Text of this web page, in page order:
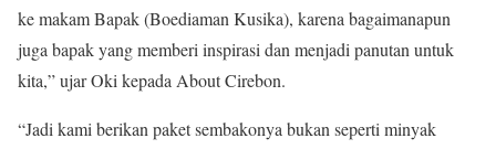
ke makam Bapak (Boediaman Kusika), karena bagaimanapun
juga bapak yang memberi inspirasi dan menjadi panutan untuk
kita,” ujar Oki kepada About Cirebon.
“Jadi kami berikan paket sembakonya bukan seperti minyak